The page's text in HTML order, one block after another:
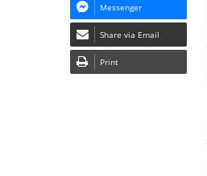
Messenger
Share via Email
Print